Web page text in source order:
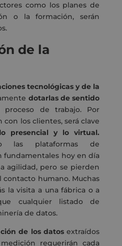
como los planes de
o la formación, serán
de la
tecnológicas y de la
dotarlas de sentido
de trabajo. Por
los clientes, será clave
presencial y lo virtual.
las plataformas de
fundamentales hoy en día
agilidad, pero se pierden
contacto humano. Muchas
la visita a una fábrica o a
cualquier listado de
de datos.
de los datosextraídos
requerirán cada